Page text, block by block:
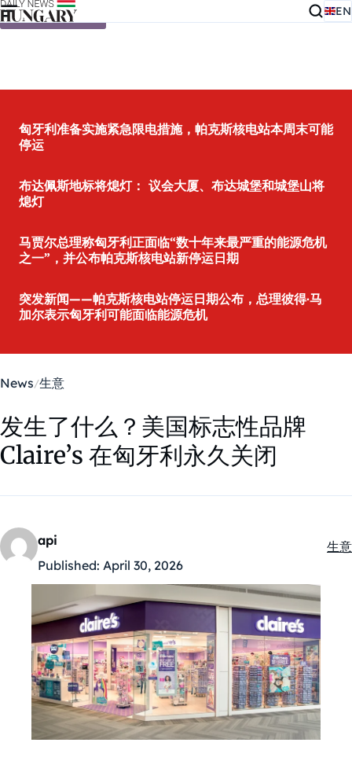
Skip to content EN
匈牙利准备实施紧急限电措施，帕克斯核电站本周末可能
停运
布达佩斯地标将熄灯： 议会大厦、布达城堡和城堡山将
熄灯
马贾尔总理称匈牙利正面临“数十年来最严重的能源危机
之一”，并公布帕克斯核电站新停运日期
突发新闻——帕克斯核电站停运日期公布，总理彼得·马
加尔表示匈牙利可能面临能源危机
News 生意
发生了什么？美国标志性品牌
Claire’s 在匈牙利永久关闭
api
Published: April 30, 2026
生意